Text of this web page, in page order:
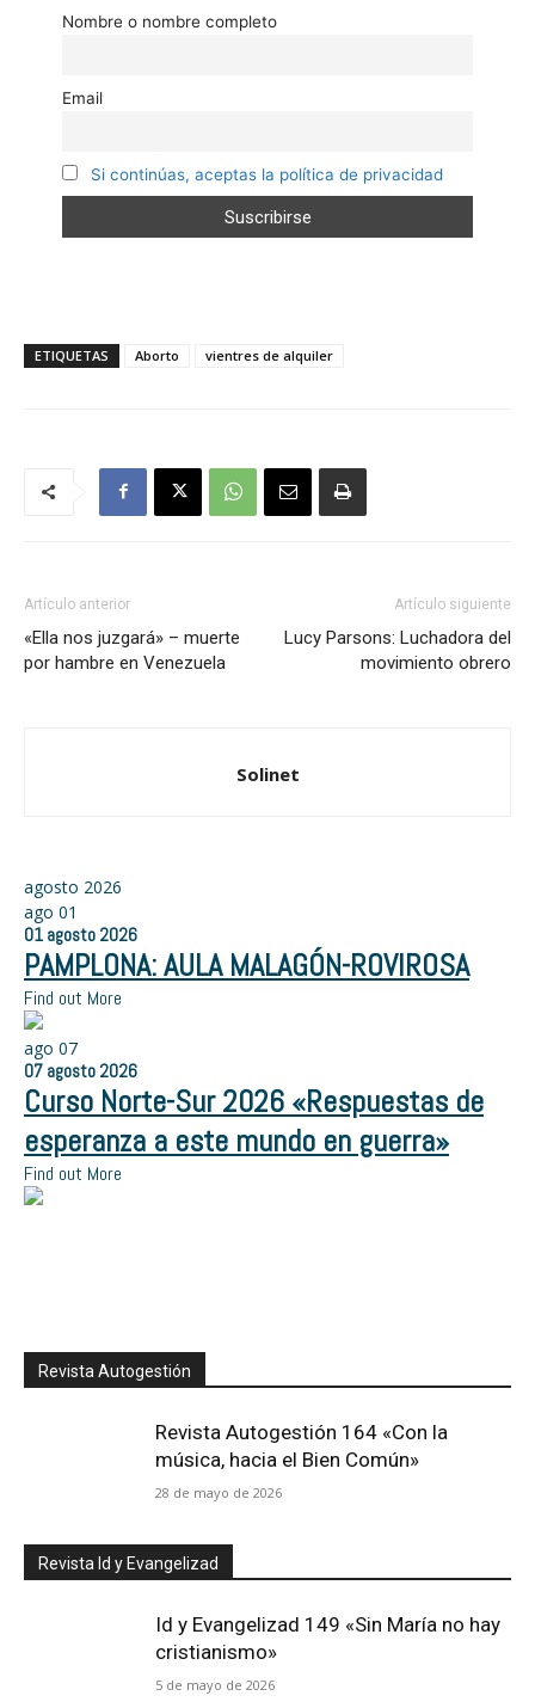
Nombre o nombre completo
Email
Si continúas, aceptas la política de privacidad
ETIQUETAS Aborto vientres de alquiler
Artículo anterior
«Ella nos juzgará» – muerte
por hambre en Venezuela
Artículo siguiente
Lucy Parsons: Luchadora del
movimiento obrero
Solinet
agosto 2026
ago 01
01 agosto 2026
PAMPLONA: AULA MALAGÓN-ROVIROSA
Find out More
ago 07
07 agosto 2026
Curso Norte-Sur 2026 «Respuestas de
esperanza a este mundo en guerra»
Find out More
Revista Autogestión
Revista Autogestión 164 «Con la
música, hacia el Bien Común»
28 de mayo de 2026
Revista Id y Evangelizad
Id y Evangelizad 149 «Sin María no hay
cristianismo»
5 de mayo de 2026